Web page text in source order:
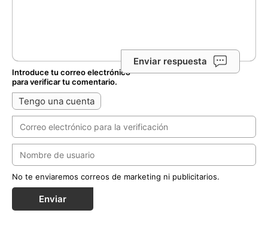
Enviar respuesta
Introduce tu correo electrónico
para verificar tu comentario.
Tengo una cuenta
No te enviaremos correos de marketing ni publicitarios.
Enviar